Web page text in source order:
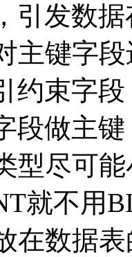
引发数
主键字
约束字
段做主键
型尽可
就不用
在数据